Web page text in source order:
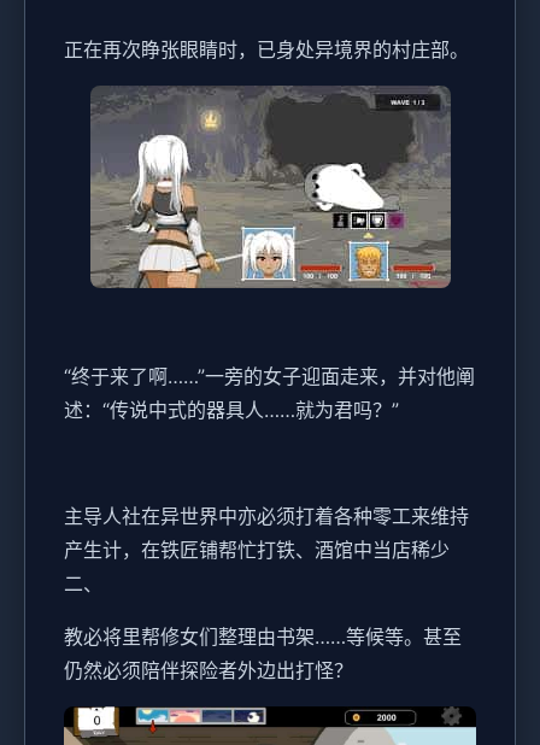
正在再次睁张眼睛时，已身处异境界的村庄部。
“终于来了啊……”一旁的女子迎面走来，并对他阐
述：“传说中式的器具人……就为君吗？”
主导人社在异世界中亦必须打着各种零工来维持
产生计，在铁匠铺帮忙打铁、酒馆中当店稀少
二、
教必将里帮修女们整理由书架……等候等。甚至
仍然必须陪伴探险者外边出打怪？